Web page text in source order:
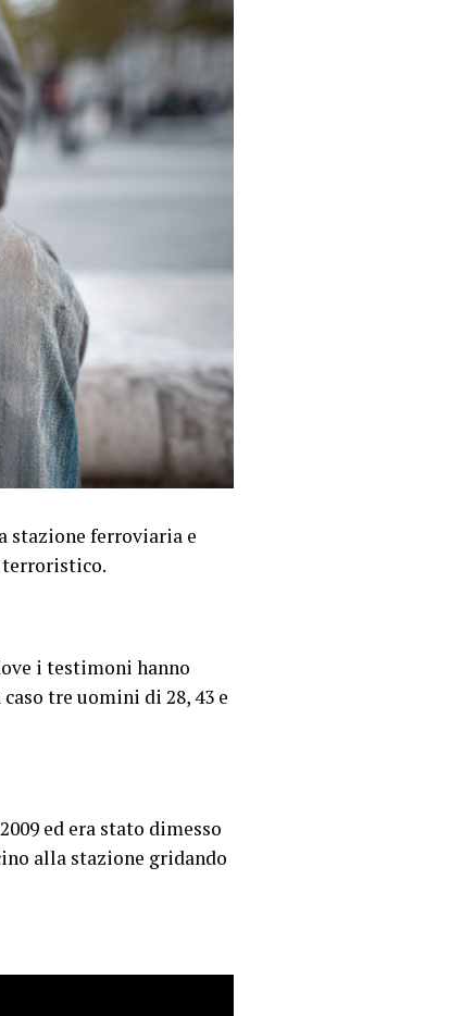
stazione ferroviaria e
terroristico.
i testimoni hanno
tre uomini di 28, 43 e
ed era stato dimesso
alla stazione gridando